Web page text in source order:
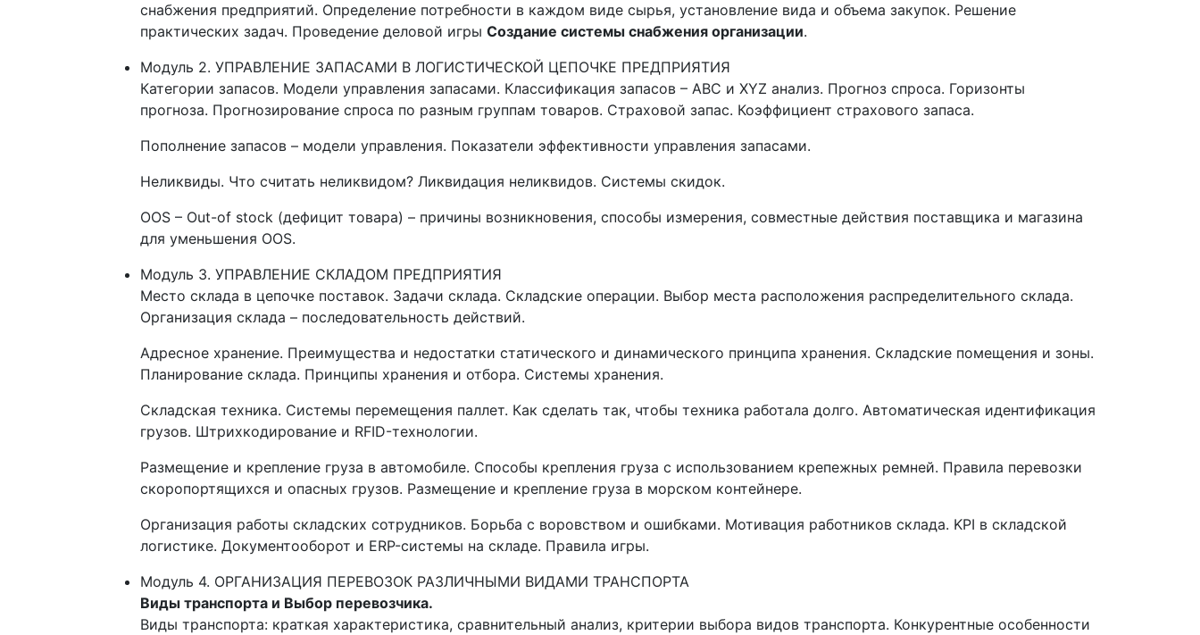
снабжения предприятий. Определение потребности в каждом виде сырья, установление вида и объема закупок. Решение
практических задач. Проведение деловой игры Создание системы снабжения организации.
Модуль 2. УПРАВЛЕНИЕ ЗАПАСАМИ В ЛОГИСТИЧЕСКОЙ ЦЕПОЧКЕ ПРЕДПРИЯТИЯ
Категории запасов. Модели управления запасами. Классификация запасов – АВС и ХYZ анализ. Прогноз спроса. Горизонты
прогноза. Прогнозирование спроса по разным группам товаров. Страховой запас. Коэффициент страхового запаса.
Пополнение запасов – модели управления. Показатели эффективности управления запасами.
Неликвиды. Что считать неликвидом? Ликвидация неликвидов. Системы скидок.
OOS – Out-of stock (дефицит товара) – причины возникновения, способы измерения, совместные действия поставщика и магазина
для уменьшения OOS.
Модуль 3. УПРАВЛЕНИЕ СКЛАДОМ ПРЕДПРИЯТИЯ
Место склада в цепочке поставок. Задачи склада. Складские операции. Выбор места расположения распределительного склада.
Организация склада – последовательность действий.
Адресное хранение. Преимущества и недостатки статического и динамического принципа хранения. Складские помещения и зоны.
Планирование склада. Принципы хранения и отбора. Системы хранения.
Складская техника. Системы перемещения паллет. Как сделать так, чтобы техника работала долго. Автоматическая идентификация
грузов. Штрихкодирование и RFID-технологии.
Размещение и крепление груза в автомобиле. Способы крепления груза с использованием крепежных ремней. Правила перевозки
скоропортящихся и опасных грузов. Размещение и крепление груза в морском контейнере.
Организация работы складских сотрудников. Борьба с воровством и ошибками. Мотивация работников склада. KPI в складской
логистике. Документооборот и ERP-системы на складе. Правила игры.
Модуль 4. ОРГАНИЗАЦИЯ ПЕРЕВОЗОК РАЗЛИЧНЫМИ ВИДАМИ ТРАНСПОРТА
Виды транспорта и Выбор перевозчика.
Виды транспорта: краткая характеристика, сравнительный анализ, критерии выбора видов транспорта. Конкурентные особенности